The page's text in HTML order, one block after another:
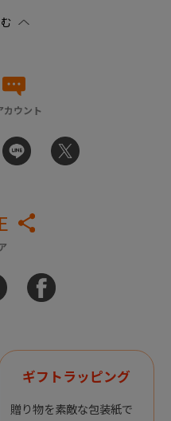
カウント
ギフトラッピング
贈り物を素敵な包装紙で